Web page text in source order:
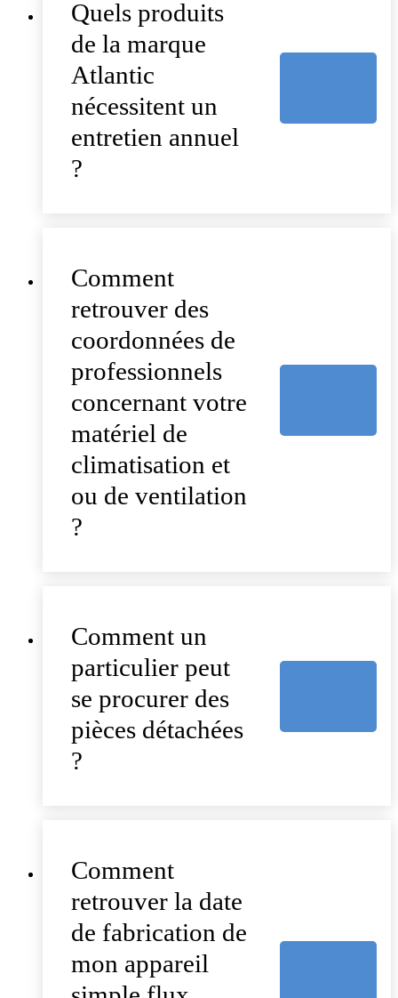
Quels produits
de la marque
Atlantic
nécessitent un
entretien annuel
?
Comment
retrouver des
coordonnées de
professionnels
concernant votre
matériel de
climatisation et
ou de ventilation
?
Comment un
particulier peut
se procurer des
pièces détachées
?
Comment
retrouver la date
de fabrication de
mon appareil